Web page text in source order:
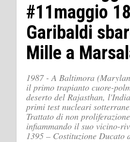
#11maggio
Garibaldi
Mille a
1987 - A Baltimora
il primo trapianto cuore-
deserto del Rajasthan,
primi test nucleari
Trattato di non
infiammando il suo vicino-
1395 – Costituzione Ducato